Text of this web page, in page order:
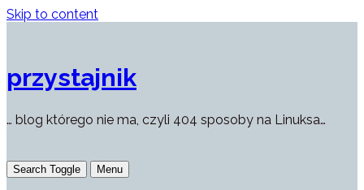
Skip to content
przystajnik
… blog którego nie ma, czyli 404 sposoby na Linuksa…
Search Toggle Menu